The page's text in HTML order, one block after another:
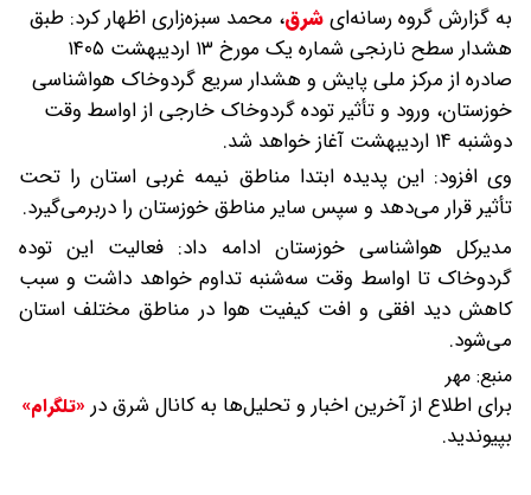
به گزارش گروه رسانه‌ایشرق، محمد سبزه‌زاری اظهار کرد: طبق
هشدار سطح نارنجی شماره یک مورخ ۱۳ اردیبهشت ۱۴۰۵
صادره از مرکز ملی پایش و هشدار سریع گردوخاک هواشناسی
خوزستان، ورود و تأثیر توده گردوخاک خارجی از اواسط وقت
دوشنبه ۱۴ اردیبهشت آغاز خواهد شد.
وی افزود: این پدیده ابتدا مناطق نیمه غربی استان را تحت
تأثیر قرار می‌دهد و سپس سایر مناطق خوزستان را دربرمی‌گیرد.
مدیرکل هواشناسی خوزستان ادامه داد: فعالیت این توده
گردوخاک تا اواسط وقت سه‌شنبه تداوم خواهد داشت و سبب
کاهش دید افقی و افت کیفیت هوا در مناطق مختلف استان
می‌شود.
منبع: مهر
برای اطلاع از آخرین اخبار و تحلیل‌ها به کانال شرق در «تلگرام»
بپیوندید.